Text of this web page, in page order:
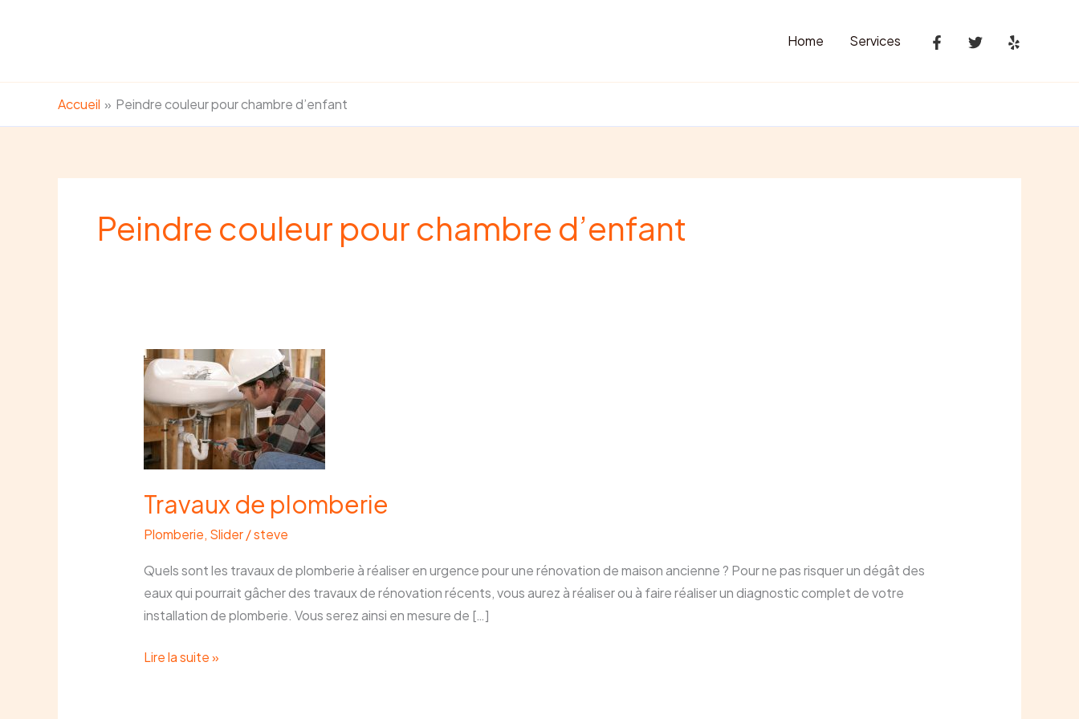
Home Services
Accueil Peindre couleur pour chambre d’enfant
Peindre couleur pour chambre d’enfant
Travaux de plomberie
Plomberie, Slider/steve
Quels sont les travaux de plomberie à réaliser en urgence pour une rénovation de maison ancienne ? Pour ne pas risquer un dégât des
eaux qui pourrait gâcher des travaux de rénovation récents, vous aurez à réaliser ou à faire réaliser un diagnostic complet de votre
installation de plomberie. Vous serez ainsi en mesure de […]
Travaux
de
plomberie
Lire la suite »